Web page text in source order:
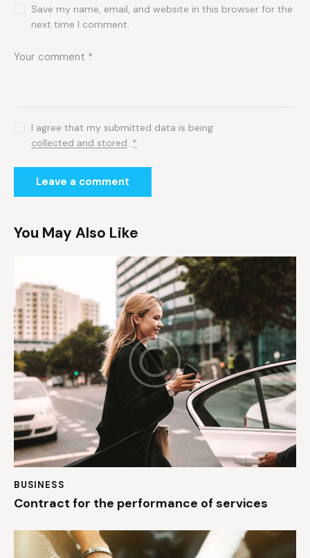
Save my name, email, and website in this browser for the
next time I comment.
I agree that my submitted data is being
collected and stored. *
You May Also Like
BUSINESS
Contract for the performance of services